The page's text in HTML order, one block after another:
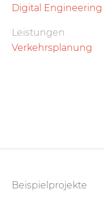
Digital Engineering
Leistungen
Verkehrsplanung
Beispielprojekte